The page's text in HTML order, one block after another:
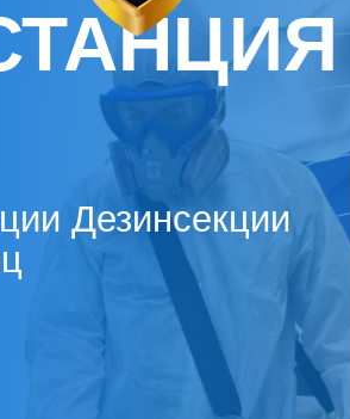
Дезинсекции